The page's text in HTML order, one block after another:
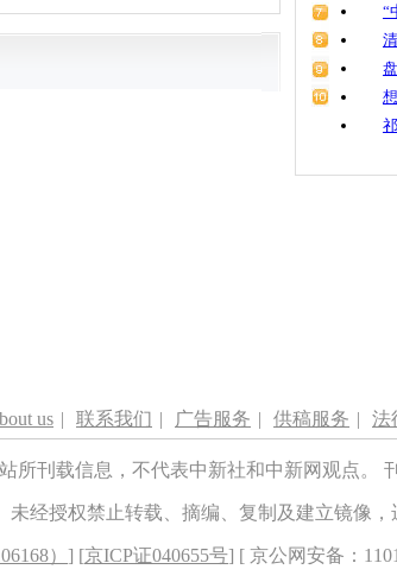
“
us | 联系我们 | 广告服务 | 供稿服务 | 法
所刊载信息，不代表中新社和中新网观点。
未经授权禁止转载、摘编、复制及建立镜像，
） ] [京ICP证040655号] [ 京公网安备：